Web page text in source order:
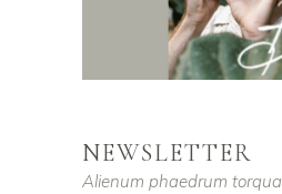
NEWSLETTER
Alienum phaedrum